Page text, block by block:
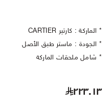
* الماركة : كارتير CARTIER
* الجودة : ماستر طبق الأصل
* شامل ملحقات الماركة
٢٢٣.١٣